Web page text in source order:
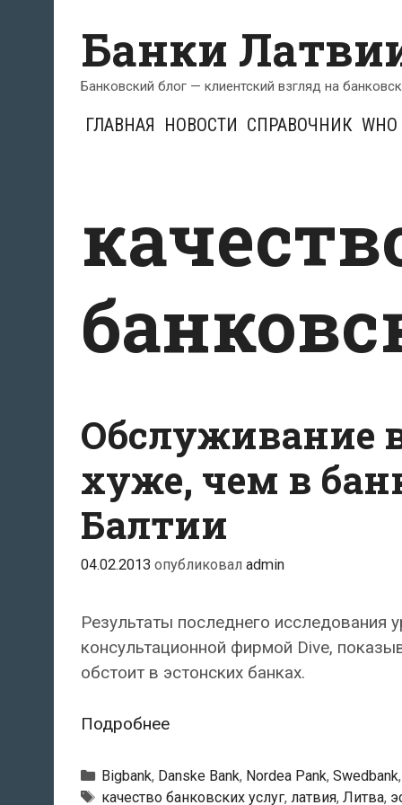
содержимому
Банки
Банковский блог — клиентский взгляд на
ГЛАВНАЯ НОВОСТИ СПРАВОЧНИК WHO
Обслуживание
хуже, чем в
Балтии
04.02.2013 опубликовал admin
Результаты последнего исследования
консультационной фирмой Dive,
обстоит в эстонских банках.
ПодробнееОбслуживание
эстонских
банках
Рубрики
Bigbank, Danske Bank, Nordea Pank, Swedbank,
Тэги
качество банковских услуг, латвия, Литва,